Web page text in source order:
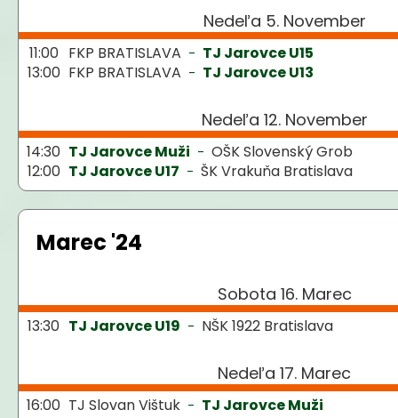
Nedeľa 5. November
11:00 FKP BRATISLAVA - TJ Jarovce U15
13:00 FKP BRATISLAVA - TJ Jarovce U13
Nedeľa 12. November
14:30 TJ Jarovce Muži - OŠK Slovenský Grob
12:00 TJ Jarovce U17 - ŠK Vrakuňa Bratislava
Marec '24
Sobota 16. Marec
13:30 TJ Jarovce U19 - NŠK 1922 Bratislava
Nedeľa 17. Marec
16:00 TJ Slovan Vištuk - TJ Jarovce Muži